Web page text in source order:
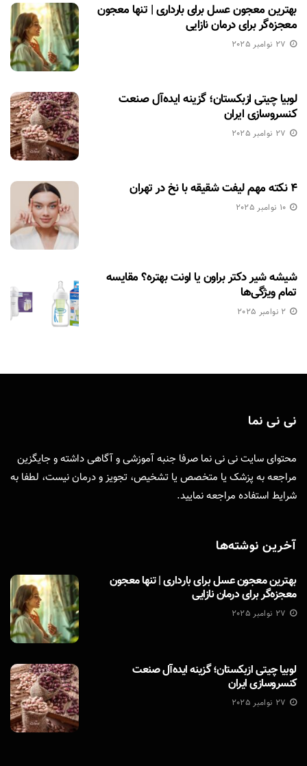
بهترین معجون عسل برای بارداری | تنها معجون
معجزه‌گر برای درمان نازایی
27 نوامبر 2025
لوبیا چیتی ازبکستان؛ گزینه ایده‌آل صنعت
کنسروسازی ایران
27 نوامبر 2025
۴ نکته مهم لیفت شقیقه با نخ در تهران
10 نوامبر 2025
شیشه شیر دکتر براون یا اونت بهتره؟ مقایسه
تمام ویژگی‌ها
2 نوامبر 2025
نی نی نما
محتوای سایت نی نی نما صرفا جنبه آموزشی و آگاهی داشته و جایگزین
مراجعه به پزشک یا متخصص یا تشخیص، تجویز و درمان نیست، لطفا به
شرایط استفاده مراجعه نمایید.
آخرین نوشته‌ها
بهترین معجون عسل برای بارداری | تنها معجون
معجزه‌گر برای درمان نازایی
27 نوامبر 2025
لوبیا چیتی ازبکستان؛ گزینه ایده‌آل صنعت
کنسروسازی ایران
27 نوامبر 2025